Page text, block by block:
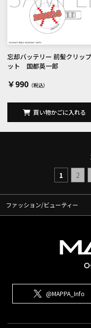
忘却バッテリー 前髪クリッ
ット 国都英一郎
￥990
買い物かごに入れる
1 2
ファッション/ビューティー
@MAPPA_Info